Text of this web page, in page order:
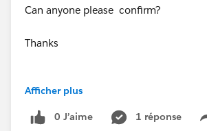
Can anyone please confirm?
Thanks
Afficher plus
0 J’aime 1 réponse